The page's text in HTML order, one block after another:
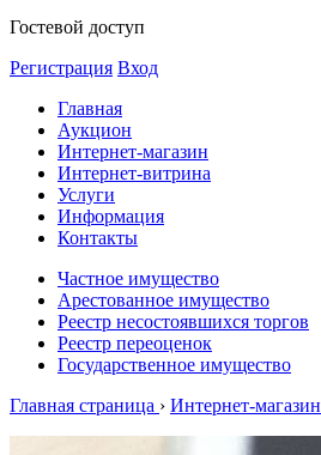
Гостевой доступ
Регистрация Вход
Главная
Аукцион
Интернет-магазин
Интернет-витрина
Услуги
Информация
Контакты
Частное имущество
Арестованное имущество
Реестр несостоявшихся торгов
Реестр переоценок
Государственное имущество
Главная страница › Интернет-магазин